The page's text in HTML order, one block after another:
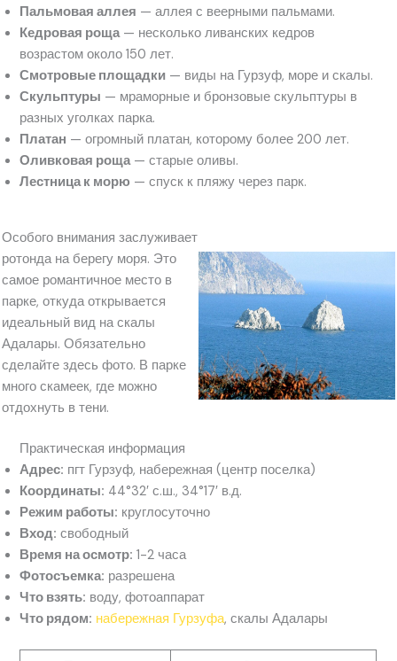
Пальмовая аллея — аллея с веерными пальмами.
Кедровая роща— несколько ливанских кедров
возрастом около 150 лет.
Смотровые площадки — виды на Гурзуф, море и скалы.
Скульптуры — мраморные и бронзовые скульптуры в
разных уголках парка.
Платан — огромный платан, которому более 200 лет.
Оливковая роща— старые оливы.
Лестница к морю — спуск к пляжу через парк.
Особого внимания заслуживает
ротонда на берегу моря. Это
самое романтичное место в
парке, откуда открывается
идеальный вид на скалы
Адалары. Обязательно
сделайте здесь фото. В парке
много скамеек, где можно
отдохнуть в тени.
Практическая информация
Адрес: пгт Гурзуф, набережная (центр поселка)
Координаты: 44°32′ с.ш., 34°17′ в.д.
Режим работы: круглосуточно
Вход: свободный
Время на осмотр: 1-2 часа
Фотосъемка: разрешена
Что взять: воду, фотоаппарат
Что рядом: набережная Гурзуфа, скалы Адалары